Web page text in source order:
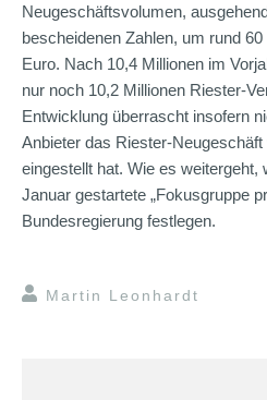
Neugeschäftsvolumen,
bescheidenen Zahlen, um rund
Euro. Nach 10,4 Millionen im
nur noch 10,2 Millionen Riester-
Entwicklung überrascht insofern
Anbieter das Riester-
eingestellt hat. Wie es weitergeht,
Januar gestartete „Fokusgruppe
Bundesregierung festlegen.
Martin Leonhardt